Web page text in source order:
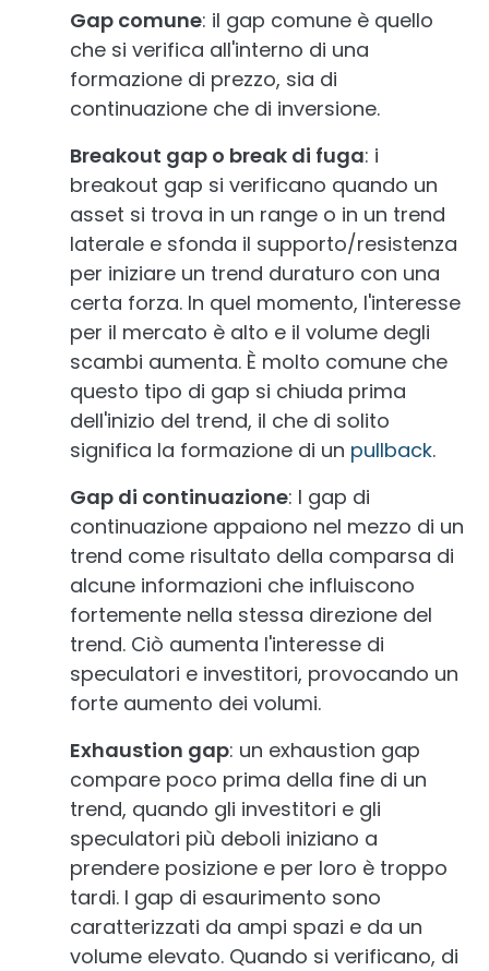
Gap comune: il gap comune è quello
che si verifica all'interno di una
formazione di prezzo, sia di
continuazione che di inversione.
Breakout gap o break di fuga: i
breakout gap si verificano quando un
asset si trova in un range o in un trend
laterale e sfonda il supporto/resistenza
per iniziare un trend duraturo con una
certa forza. In quel momento, l'interesse
per il mercato è alto e il volume degli
scambi aumenta. È molto comune che
questo tipo di gap si chiuda prima
dell'inizio del trend, il che di solito
significa la formazione di un pullback.
Gap di continuazione: I gap di
continuazione appaiono nel mezzo di un
trend come risultato della comparsa di
alcune informazioni che influiscono
fortemente nella stessa direzione del
trend. Ciò aumenta l'interesse di
speculatori e investitori, provocando un
forte aumento dei volumi.
Exhaustion gap: un exhaustion gap
compare poco prima della fine di un
trend, quando gli investitori e gli
speculatori più deboli iniziano a
prendere posizione e per loro è troppo
tardi. I gap di esaurimento sono
caratterizzati da ampi spazi e da un
volume elevato. Quando si verificano, di